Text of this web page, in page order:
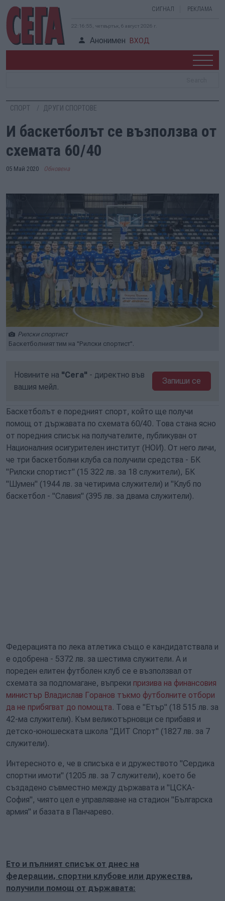
СИГНАЛ РЕКЛАМА
22:16:55, четвъртък, 6 август 2026 г.
Анонимен ВХОД
СПОРТ ДРУГИ СПОРТОВЕ
И баскетболът се възползва от
схемата 60/40
05 Май 2020 Обновена
Рилски спортист
Баскетболният тим на "Рилски спортист".
Новините на "Сега" - директно във
вашия мейл.
Запиши се
Баскетболът е поредният спорт, който ще получи
помощ от държавата по схемата 60/40. Това стана ясно
от поредния списък на получателите, публикуван от
Националния осигурителен институт (НОИ). От него личи,
че три баскетболни клуба са получили средства - БК
"Рилски спортист" (15 322 лв. за 18 служители), БК
"Шумен" (1944 лв. за четирима служители) и "Клуб по
баскетбол - "Славия" (395 лв. за двама служители).
Федерацията по лека атлетика също е кандидатствала и
е одобрена - 5372 лв. за шестима служители. А и
пореден елитен футболен клуб се е възползвал от
схемата за подпомагане, въпреки призива на финансовия
министър Владислав Горанов тъкмо футболните отбори
да не прибягват до помощта. Това е "Етър" (18 515 лв. за
42-ма служители). Към великотърновци се прибавя и
детско-юношеската школа "ДИТ Спорт" (1827 лв. за 7
служители).
Интересното е, че в списъка е и дружеството "Сердика
спортни имоти" (1205 лв. за 7 служители), което бе
създадено съвместно между държавата и "ЦСКА-
София", чиято цел е управляване на стадион "Българска
армия" и базата в Панчарево.
Ето и пълният списък от днес на
федерации, спортни клубове или дружества,
получили помощ от държавата: